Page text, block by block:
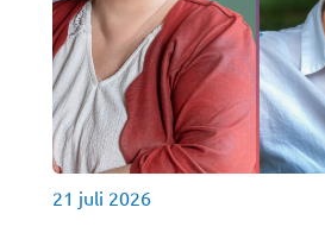
21 juli 2026